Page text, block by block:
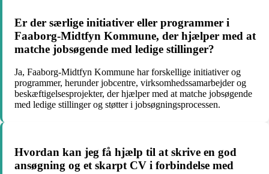
Er der særlige initiativer eller programmer i
Faaborg-Midtfyn Kommune, der hjælper med at
matche jobsøgende med ledige stillinger?
Ja, Faaborg-Midtfyn Kommune har forskellige initiativer og
programmer, herunder jobcentre, virksomhedssamarbejder og
beskæftigelsesprojekter, der hjælper med at matche jobsøgende
med ledige stillinger og støtter i jobsøgningsprocessen.
Hvordan kan jeg få hjælp til at skrive en god
ansøgning og et skarpt CV i forbindelse med